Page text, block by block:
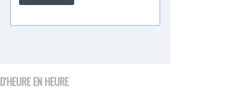
D'HEURE EN HEURE